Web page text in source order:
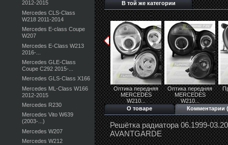
2012-2015
Mercedes CLS-Class
W218 2011-2014
Mercedes E-class Coupe
W207
Mercedes E-Class W213
2016-...
Mercedes GLE-Class
Coupe C292 2015-...
Mercedes GLS-Class X166
Mercedes ML-Class W166
2012-2015
Mercedes R230
Mercedes Vito W639
(2003-...)
Mercedes W207
Mercedes W212
В той же категории
Оптика передняя
MERCEDES
W210...
Оптика передняя
MERCEDES
W210...
О товаре Комментарии
Решётка радиатора 06.1999-
AVANTGARDE